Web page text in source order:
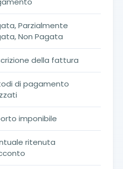
Parzialmente
Non Pagata
della fattura
di pagamento
imponibile
ritenuta